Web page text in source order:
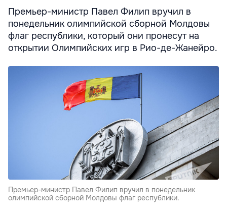
Премьер-министр Павел Филип вручил в
понедельник олимпийской сборной Молдовы
флаг республики, который они пронесут на
открытии Олимпийских игр в Рио-де-Жанейро.
Премьер-министр Павел Филип вручил в понедельник
олимпийской сборной Молдовы флаг республики.